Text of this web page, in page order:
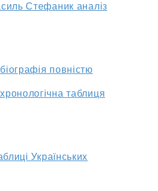
Стефаник аналіз
повністю
таблиця
Українських